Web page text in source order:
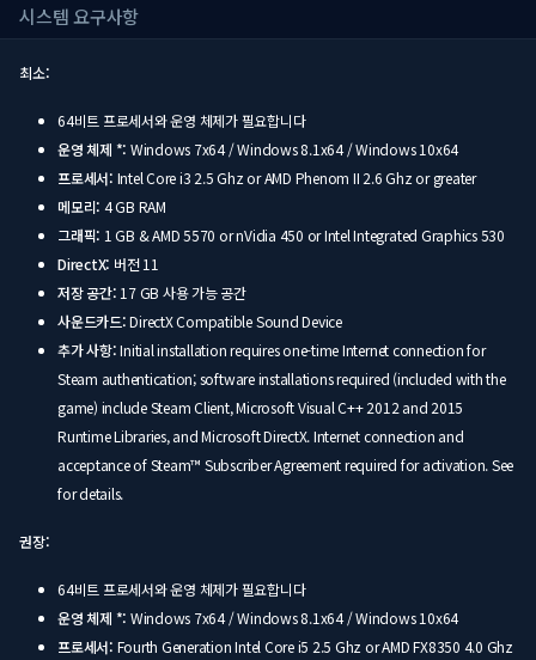
시스템 요구사항
최소:
64비트 프로세서와 운영 체제가 필요합니다
운영 체제 *: Windows 7x64 / Windows 8.1x64 / Windows 10x64
프로세서: Intel Core i3 2.5 Ghz or AMD Phenom II 2.6 Ghz or greater
메모리: 4 GB RAM
그래픽: 1 GB & AMD 5570 or nVidia 450 or Intel Integrated Graphics 530
DirectX: 버전 11
저장 공간: 17 GB 사용 가능 공간
사운드카드:DirectX Compatible Sound Device
추가 사항:Initial installation requires one-time Internet connection for
Steam authentication; software installations required (included with the
game) include Steam Client, Microsoft Visual C++ 2012 and 2015
Runtime Libraries, and Microsoft DirectX. Internet connection and
acceptance of Steam™ Subscriber Agreement required for activation. See
for details.
권장:
64비트 프로세서와 운영 체제가 필요합니다
운영 체제 *: Windows 7x64 / Windows 8.1x64 / Windows 10x64
프로세서: Fourth Generation Intel Core i5 2.5 Ghz or AMD FX8350 4.0 Ghz